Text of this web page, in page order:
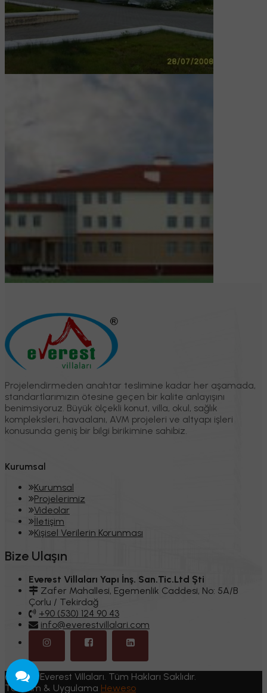
Projelendirmeden anahtar teslimine kadar her aşamada,
standartlarımızın ötesine geçen bir kalite anlayışını
benimsiyoruz. Büyük ölçekli konut, villa, okul, sağlık
kompleksleri, havaalanı, AVM projeleri ve altyapı işleri
konusunda geniş bir bilgi birikimine sahibiz.
Kurumsal
Kurumsal
Projelerimiz
Videolar
İletişim
Kişisel Verilerin Korunması
Bize Ulaşın
Everest Villaları Yapı İnş. San.Tic.Ltd Şti
Zafer Mahallesi, Egemenlik Caddesi, No: 5A/B
Çorlu / Tekirdağ
+90 (530) 124 90 43
info@everestvillalari.com
© 2024 Everest Villaları. Tüm Hakları Saklıdır.
Tasarım & Uygulama Heweso